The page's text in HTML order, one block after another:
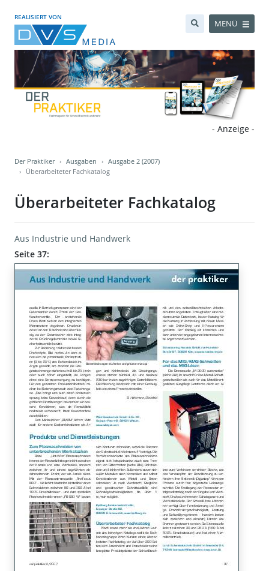
REALISIERT VON
MENÜ
- Anzeige -
Der Praktiker Ausgaben
Ausgabe 2 (2007)
Überarbeiteter Fachkatalog
Überarbeiteter Fachkatalog
Aus Industrie und Handwerk
Seite 37: